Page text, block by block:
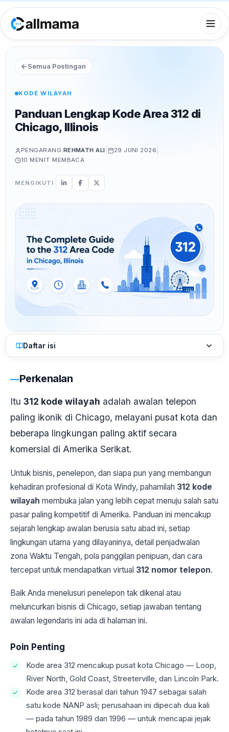
Semua Postingan
KODE WILAYAH
Panduan Lengkap Kode Area 312 di
Chicago, Illinois
PENGARANG:REHMATH ALI 29 JUNI 2026
10 MENIT MEMBACA
MENGIKUTI
Daftar isi
Perkenalan
Itu 312 kode wilayah adalah awalan telepon
paling ikonik di Chicago, melayani pusat kota dan
beberapa lingkungan paling aktif secara
komersial di Amerika Serikat.
Untuk bisnis, penelepon, dan siapa pun yang membangun
kehadiran profesional di Kota Windy, pahamilah 312 kode
wilayah membuka jalan yang lebih cepat menuju salah satu
pasar paling kompetitif di Amerika. Panduan ini mencakup
sejarah lengkap awalan berusia satu abad ini, setiap
lingkungan utama yang dilayaninya, detail penjadwalan
zona Waktu Tengah, pola panggilan penipuan, dan cara
tercepat untuk mendapatkan virtual 312 nomor telepon.
Baik Anda menelusuri penelepon tak dikenal atau
meluncurkan bisnis di Chicago, setiap jawaban tentang
awalan legendaris ini ada di halaman ini.
Poin Penting
Kode area 312 mencakup pusat kota Chicago — Loop,
River North, Gold Coast, Streeterville, dan Lincoln Park.
Kode area 312 berasal dari tahun 1947 sebagai salah
satu kode NANP asli; perusahaan ini dipecah dua kali
— pada tahun 1989 dan 1996 — untuk mencapai jejak